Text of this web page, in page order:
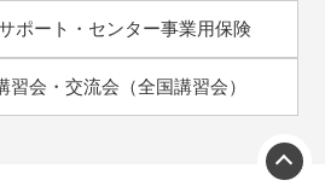
ポート・ センター事業用保険
習会・交流会（全国講習会）